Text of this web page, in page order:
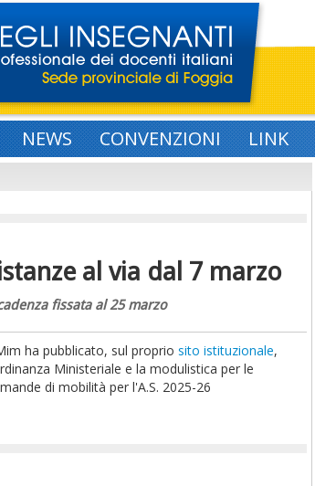
NEWS CONVENZIONI LINK
al via dal 7 marzo
fissata al 25 marzo
ha pubblicato, sul proprio sito istituzionale,
Ministeriale e la modulistica per le
di mobilità per l'A.S. 2025-26